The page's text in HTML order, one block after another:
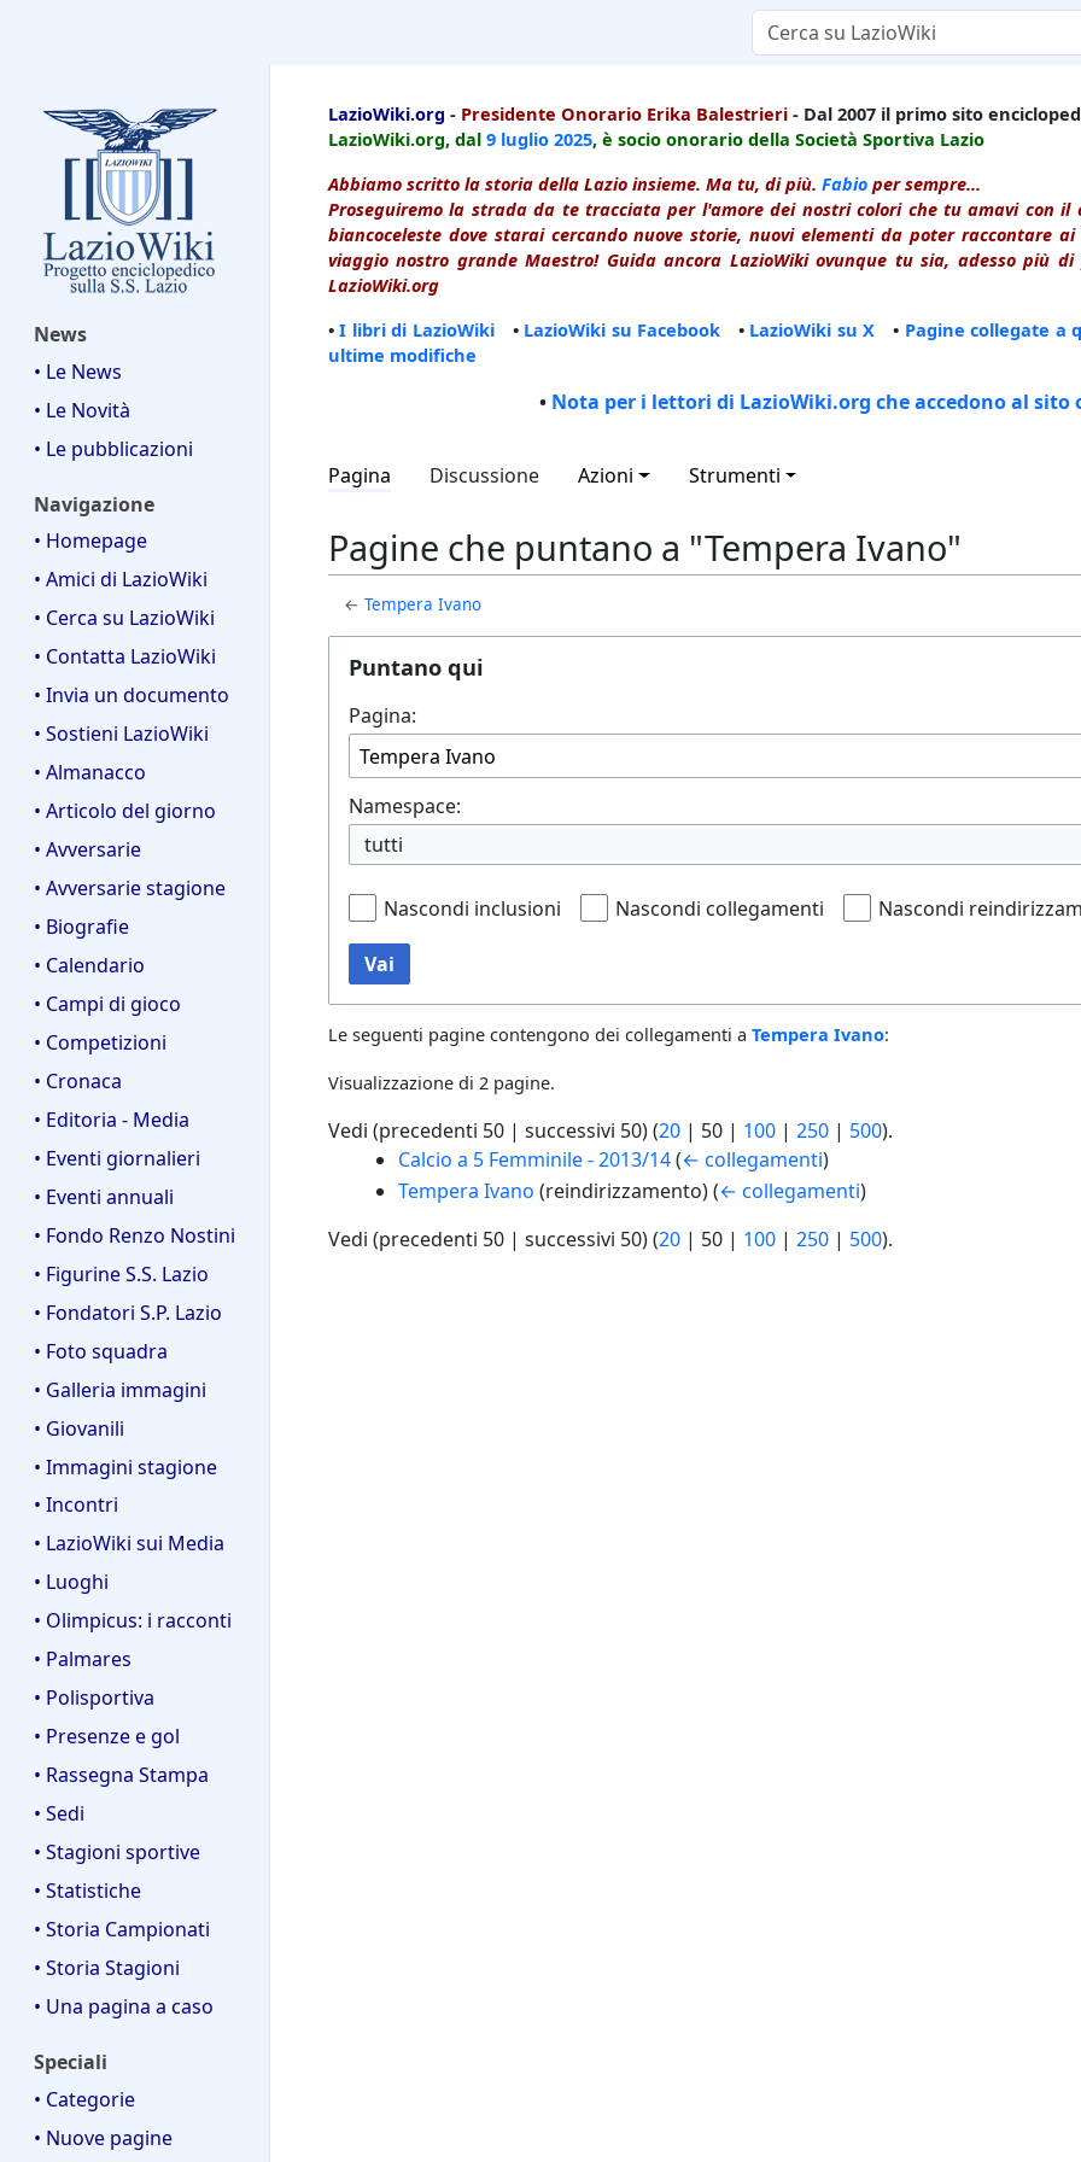
News
• Le News
• Le Novità
• Le pubblicazioni
Navigazione
• Homepage
• Amici di LazioWiki
• Cerca su LazioWiki
• Contatta LazioWiki
• Invia un documento
• Sostieni LazioWiki
• Almanacco
• Articolo del giorno
• Avversarie
• Avversarie stagione
• Biografie
• Calendario
• Campi di gioco
• Competizioni
• Cronaca
• Editoria - Media
• Eventi giornalieri
• Eventi annuali
• Fondo Renzo Nostini
• Figurine S.S. Lazio
• Fondatori S.P. Lazio
• Foto squadra
• Galleria immagini
• Giovanili
• Immagini stagione
• Incontri
• LazioWiki sui Media
• Luoghi
• Olimpicus: i racconti
• Palmares
• Polisportiva
• Presenze e gol
• Rassegna Stampa
• Sedi
• Stagioni sportive
• Statistiche
• Storia Campionati
• Storia Stagioni
• Una pagina a caso
Speciali
• Categorie
• Nuove pagine
LazioWiki.org - Presidente Onorario Erika Balestrieri - Dal 2007 il primo sito
LazioWiki.org, dal 9 luglio 2025, è socio onorario della Società Sportiva Lazio
Abbiamo scritto la storia della Lazio insieme. Ma tu, di più. Fabio per sempre...
Proseguiremo la strada da te tracciata per l'amore dei nostri colori che tu amavi con
biancoceleste dove starai cercando nuove storie, nuovi elementi da poter raccontare
viaggio nostro grande Maestro! Guida ancora LazioWiki ovunque tu sia, adesso più
LazioWiki.org
•I libri di LazioWiki• LazioWiki su Facebook • LazioWiki su X • Pagine collegate a
ultime modifiche
• Nota per i lettori di LazioWiki.org che accedono al sito
Pagina Discussione Azioni Strumenti
Pagine che puntano a "Tempera Ivano"
←Tempera Ivano
Puntano qui
Pagina:
Namespace:
tutti
Nascondi inclusioni Nascondi collegamenti Nascondi
Vai
Le seguenti pagine contengono dei collegamenti a Tempera Ivano:
Visualizzazione di 2 pagine.
Vedi (precedenti 50 | successivi 50) (20 | 50 | 100 | 250 | 500).
Calcio a 5 Femminile - 2013/14 (← collegamenti)
Tempera Ivano (reindirizzamento)(← collegamenti)
Vedi (precedenti 50 | successivi 50) (20 | 50 | 100 | 250 | 500).